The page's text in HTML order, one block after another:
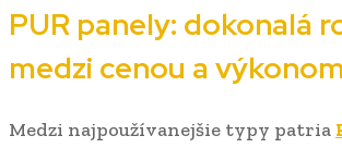
PUR panely: dokonalá
medzi cenou a
Medzi najpoužívanejšie typy patria